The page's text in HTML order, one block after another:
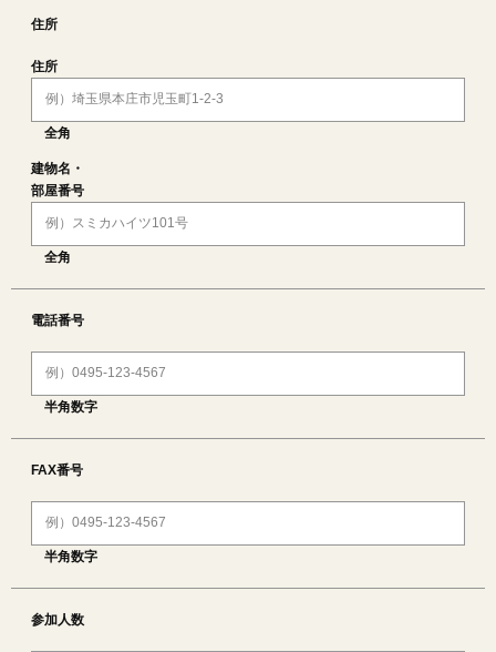
住所
住所
全角
建物名・
部屋番号
全角
電話番号
半角数字
FAX番号
半角数字
参加人数